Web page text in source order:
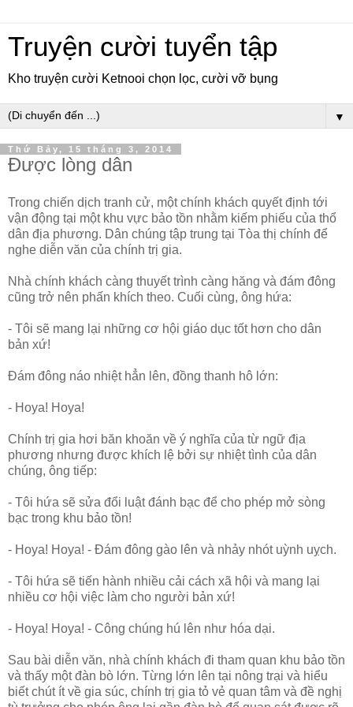
Truyện cười tuyển tập
Kho truyện cười Ketnooi chọn lọc, cười vỡ bụng
▼
Thứ Bảy, 15 tháng 3, 2014
Được lòng dân
Trong chiến dịch tranh cử, một chính khách quyết định tới
vận động tại một khu vực bảo tồn nhằm kiếm phiếu của thổ
dân địa phương. Dân chúng tập trung tại Tòa thị chính để
nghe diễn văn của chính trị gia.
Nhà chính khách càng thuyết trình càng hăng và đám đông
cũng trở nên phấn khích theo. Cuối cùng, ông hứa:
- Tôi sẽ mang lại những cơ hội giáo dục tốt hơn cho dân
bản xứ!
Đám đông náo nhiệt hẳn lên, đồng thanh hô lớn:
- Hoya! Hoya!
Chính trị gia hơi băn khoăn về ý nghĩa của từ ngữ địa
phương nhưng được khích lệ bởi sự nhiệt tình của dân
chúng, ông tiếp:
- Tôi hứa sẽ sửa đổi luật đánh bạc để cho phép mở sòng
bạc trong khu bảo tồn!
- Hoya! Hoya! - Đám đông gào lên và nhảy nhót uỳnh uỵch.
- Tôi hứa sẽ tiến hành nhiều cải cách xã hội và mang lại
nhiều cơ hội việc làm cho người bản xứ!
- Hoya! Hoya! - Công chúng hú lên như hóa dại.
Sau bài diễn văn, nhà chính khách đi tham quan khu bảo tồn
và thấy một đàn bò lớn. Từng lớn lên tại nông trại và hiểu
biết chút ít về gia súc, chính trị gia tỏ vẻ quan tâm và đề nghị